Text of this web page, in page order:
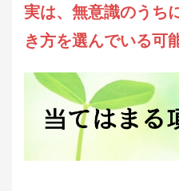
実は、無意識のうち
き方を選んでいる可